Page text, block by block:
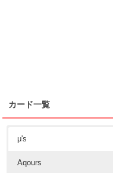
カード一覧
μ's
Aqours